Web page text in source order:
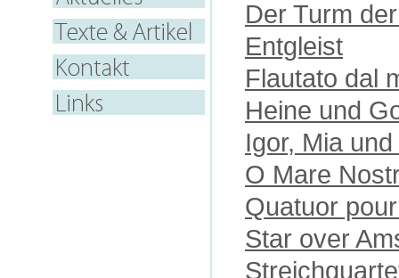
Der Turm
Entgleist
Flautato dal
Heine und
Igor, Mia
O Mare
Quatuor
Star over